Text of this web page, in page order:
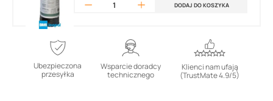
DODAJ DO KOSZYKA
Ubezpieczona
przesyłka
Wsparcie doradcy
technicznego
Klienci nam ufają
(TrustMate 4.9/5)